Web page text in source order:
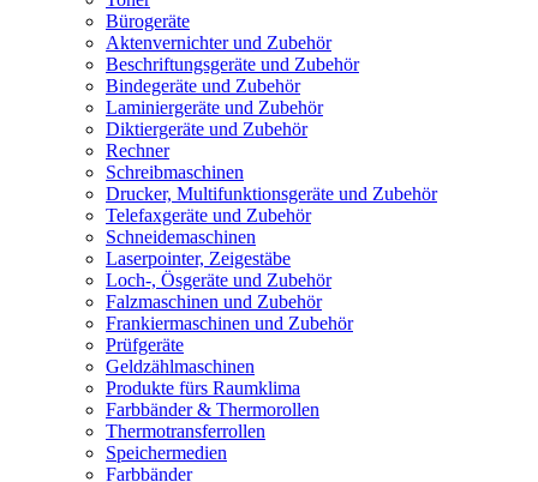
Bürogeräte
Aktenvernichter und Zubehör
Beschriftungsgeräte und Zubehör
Bindegeräte und Zubehör
Laminiergeräte und Zubehör
Diktiergeräte und Zubehör
Rechner
Schreibmaschinen
Drucker, Multifunktionsgeräte und Zubehör
Telefaxgeräte und Zubehör
Schneidemaschinen
Laserpointer, Zeigestäbe
Loch-, Ösgeräte und Zubehör
Falzmaschinen und Zubehör
Frankiermaschinen und Zubehör
Prüfgeräte
Geldzählmaschinen
Produkte fürs Raumklima
Farbbänder & Thermorollen
Thermotransferrollen
Speichermedien
Farbbänder